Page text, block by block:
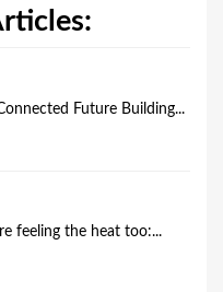
Future Building...
feeling the heat too:...